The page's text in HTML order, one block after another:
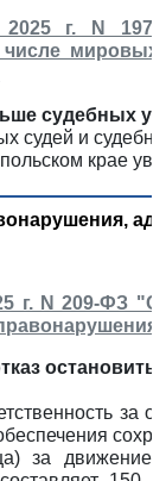
г. N
мировых
судебных
судей и
крае
г. N 209-ФЗ
за
за движение